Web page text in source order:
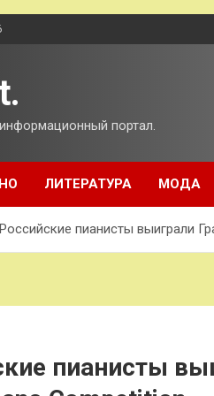
портал.
ЛИТЕРАТУРА МОДА
Российские пианисты выиграли
пианисты